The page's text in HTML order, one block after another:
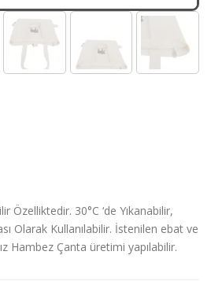
Özelliktedir. 30°C ‘de Yıkanabilir,
Olarak Kullanılabilir. İstenilen ebat ve
Hambez Çanta üretimi yapılabilir.